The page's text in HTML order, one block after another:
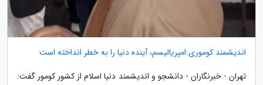
اندیشمند کوموری:امپریالیسم، آینده دنیا را به خطر انداخته است
تهران - خبرنگاران - دانشجو و اندیشمند دنیا اسلام از کشور کومور گفت: